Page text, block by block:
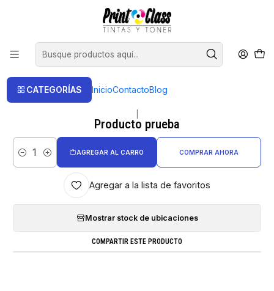
CATEGORÍAS InicioContactoBlog
📦 Envío Gratis compras sobre $120.000
Cartuchos Producto prueba
Producto prueba
Cantidad
AGREGAR AL CARRO COMPRAR AHORA
Agregar a la lista de favoritos
Mostrar stock de ubicaciones
COMPARTIR ESTE PRODUCTO